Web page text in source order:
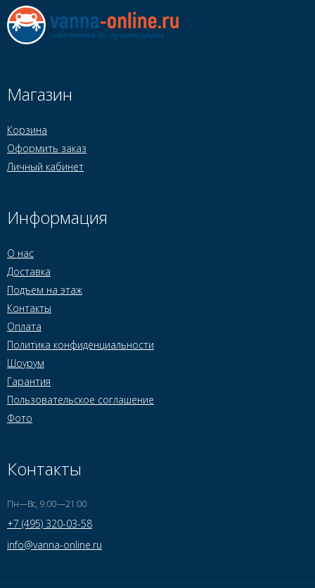
Магазин
Корзина
Оформить заказ
Личный кабинет
Информация
О нас
Доставка
Подъем на этаж
Контакты
Оплата
Политика конфиденциальности
Шоурум
Гарантия
Пользовательское соглашение
Фото
Контакты
Пн—Вс, 9:00—21:00
+7 (495) 320-03-58
info@vanna-online.ru